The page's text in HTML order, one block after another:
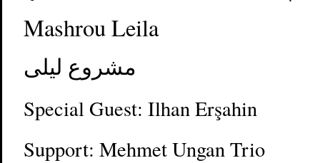
Mashrou Leila
مشروع ليلى
Special Guest: Ilhan Erşahin
Support: Mehmet Ungan Trio